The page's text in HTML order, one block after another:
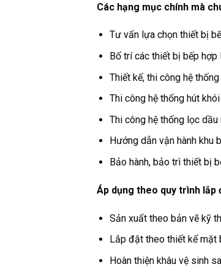
Các hạng mục chính mà
Tư vấn lựa chọn thiết bị
Bố trí các thiết bị bếp hợp
Thiết kế, thi công hệ
Thi công hệ thống hút
Thi công hệ thống lọc
Hướng dẫn vận hành khu
Bảo hành, bảo trì thiết bị
Áp dụng theo quy trình lắp
Sản xuất theo bản vẽ kỹ
Lắp đặt theo thiết kế mặt
Hoàn thiện khâu vệ sinh